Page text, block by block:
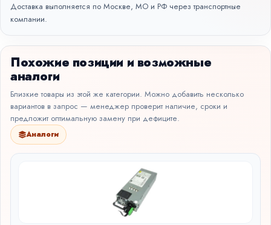
Доставка выполняется по Москве, МО и РФ через транспортные
компании.
Похожие позиции и возможные
аналоги
Близкие товары из этой же категории. Можно добавить несколько
вариантов в запрос — менеджер проверит наличие, сроки и
предложит оптимальную замену при дефиците.
Аналоги